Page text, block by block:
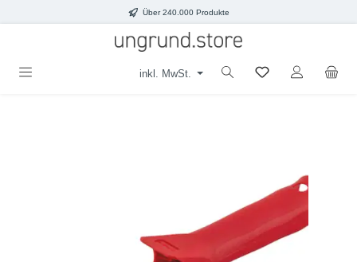
Zum Hauptinhalt springen Über 240.000 Produkte
inkl. MwSt.